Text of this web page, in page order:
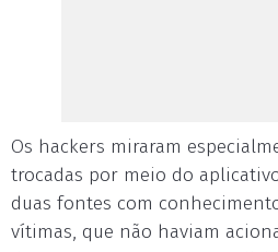
Os hackers miraram
trocadas por meio do
duas fontes com
vítimas, que não haviam